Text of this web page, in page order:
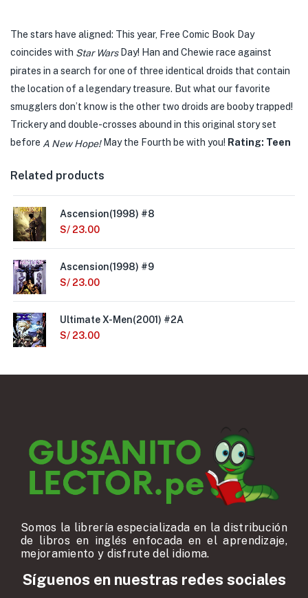
The stars have aligned: This year, Free Comic Book Day
coincides with Star WarsDay! Han and Chewie race against
pirates in a search for one of three identical droids that contain
the location of a legendary treasure. But what our favorite
smugglers don’t know is the other two droids are booby trapped!
Trickery and double-crosses abound in this original story set
before A New Hope!May the Fourth be with you! Rating: Teen
Related products
Ascension(1998) #8
S/ 23.00
Ascension(1998) #9
S/ 23.00
Ultimate X-Men(2001) #2A
S/ 23.00
Somos la librería especializada en la distribución
de libros en inglés enfocada en el aprendizaje,
mejoramiento y disfrute del idioma.
Síguenos en nuestras redes sociales